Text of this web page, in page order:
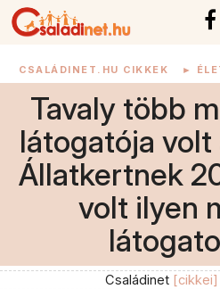
CSALÁDINET.HU CIKKEK ►
Tavaly több
látogatója volt
Állatkertnek
volt ilyen
Családinet [cikkei]